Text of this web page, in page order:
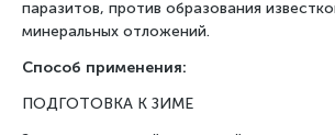
паразитов, против образования
минеральных отложений.
Способ применения:
ПОДГОТОВКА К ЗИМЕ